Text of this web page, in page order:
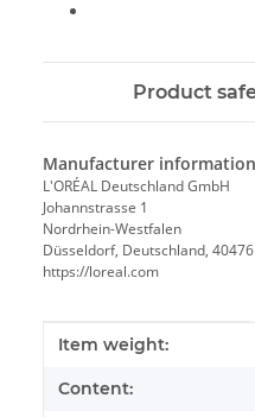
Product
Manufacturer
L'ORÉAL Deutschland GmbH
Johannstrasse 1
Nordrhein-Westfalen
Düsseldorf, Deutschland, 40476
https://loreal.com
Item information
Value
Item weight:
Content: